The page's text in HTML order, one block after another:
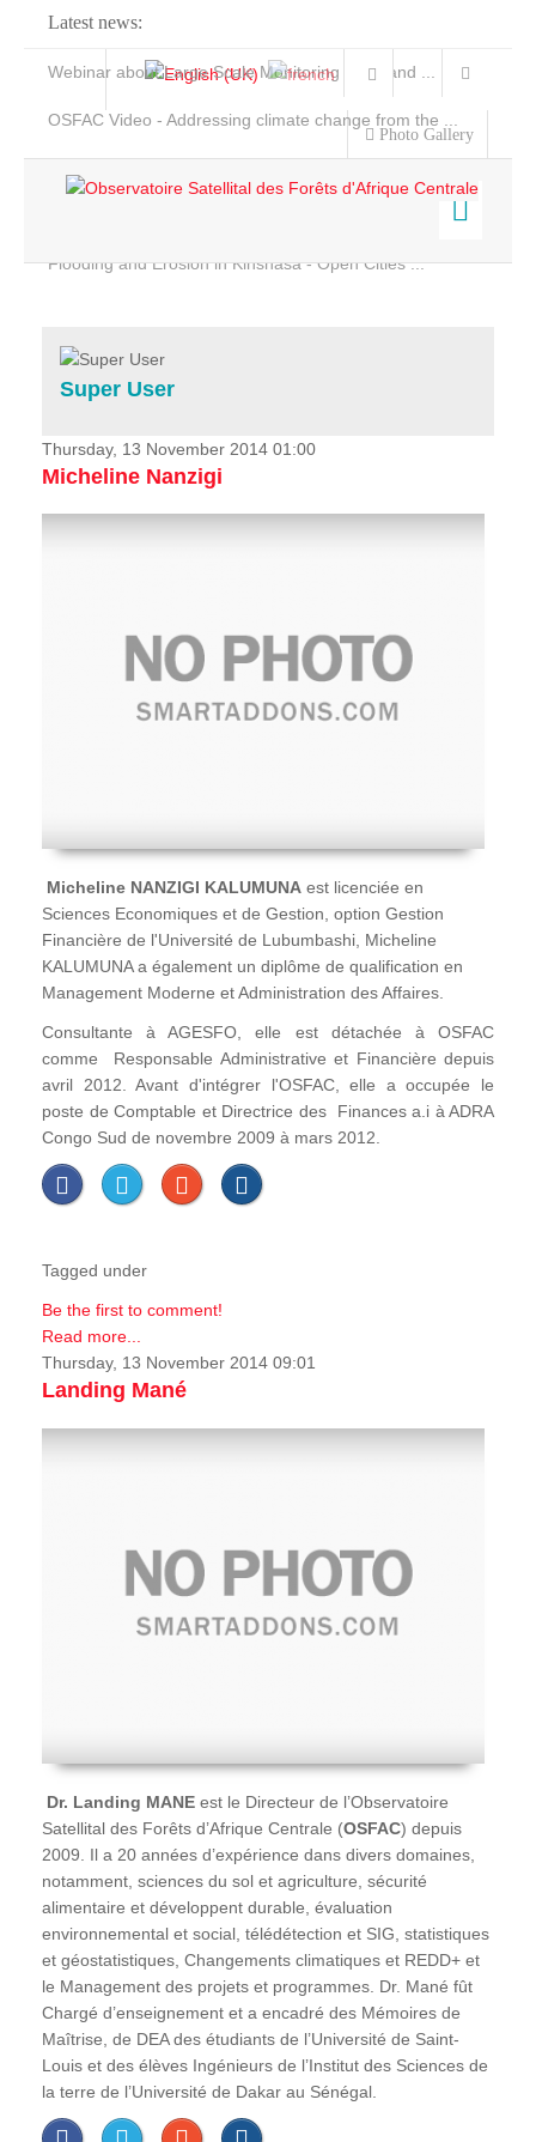
Latest news:
Webinar about Large Scale Monitoring and Land ...
OSFAC Video - Addressing climate change from the ...
Flooding and Erosion in Kinshasa - Open Cities ...
Photo Gallery
Home
Services
Projects
News & Stories
Super User
Thursday, 13 November 2014 01:00
Micheline Nanzigi
Micheline NANZIGI KALUMUNA est licenciée en
Sciences Economiques et de Gestion, option Gestion
Financière de l'Université de Lubumbashi, Micheline
KALUMUNA a également un diplôme de qualification en
Management Moderne et Administration des Affaires.
Consultante à AGESFO, elle est détachée à OSFAC
comme Responsable Administrative et Financière depuis
avril 2012. Avant d'intégrer l'OSFAC, elle a occupée le
poste de Comptable et Directrice des Finances a.i à ADRA
Congo Sud de novembre 2009 à mars 2012.
Tagged under
Be the first to comment!
Read more...
Thursday, 13 November 2014 09:01
Landing Mané
Dr. Landing MANE est le Directeur de l’Observatoire
Satellital des Forêts d’Afrique Centrale (OSFAC) depuis
2009. Il a 20 années d’expérience dans divers domaines,
notamment, sciences du sol et agriculture, sécurité
alimentaire et développent durable, évaluation
environnemental et social, télédétection et SIG, statistiques
et géostatistiques, Changements climatiques et REDD+ et
le Management des projets et programmes. Dr. Mané fût
Chargé d’enseignement et a encadré des Mémoires de
Maîtrise, de DEA des étudiants de l’Université de Saint-
Louis et des élèves Ingénieurs de l’Institut des Sciences de
la terre de l’Université de Dakar au Sénégal.